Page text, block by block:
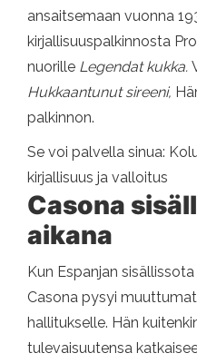
ansaitsemaan vuonna
kirjallisuuspalkinnosta
nuorille Legendat kukka.
Hukkaantunut sireeni,
palkinnon.
Se voi palvella sinua:
kirjallisuus ja valloitus
Casona
aikana
Kun Espanjan
Casona pysyi
hallitukselle. Hän
tulevaisuutensa